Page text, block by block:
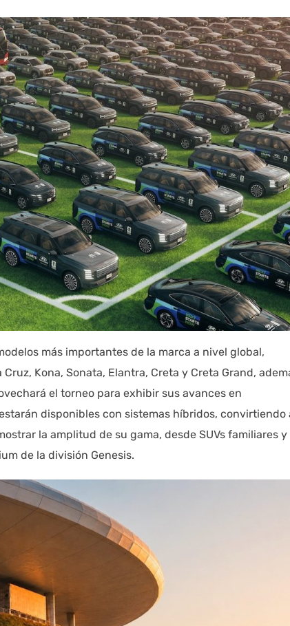
más importantes de la marca a nivel global,
Kona, Sonata, Elantra, Creta y Creta Grand,
el torneo para exhibir sus avances en
disponibles con sistemas híbridos, convirtiendo
la amplitud de su gama, desde SUVs familiares y
de la división Genesis.